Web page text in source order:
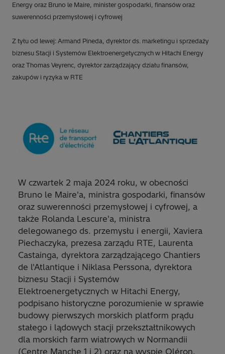
Energy oraz Bruno le Maire, minister gospodarki, finansów oraz
suwerenności przemysłowej i cyfrowej
Z tyłu od lewej: Armand Pineda, dyrektor ds. marketingu i sprzedaży
biznesu Stacji i Systemów Elektroenergetycznych w Hitachi Energy
oraz Thomas Veyrenc, dyrektor zarządzający działu finansów,
zakupów i ryzyka w RTE
W czwartek 2 maja 2024 roku, w obecności
Bruno le Maire'a, ministra gospodarki, finansów
oraz suwerenności przemysłowej i cyfrowej, a
także Rolanda Lescure'a, ministra
delegowanego ds. przemysłu i energii, Xaviera
Piechaczyka, prezesa zarządu RTE, Laurenta
Castainga, dyrektora zarządzającego Chantiers
de l'Atlantique i Niklasa Perssona, dyrektora
biznesu Stacji i Systemów
Elektroenergetycznych w Hitachi Energy,
podpisano historyczne porozumienie w sprawie
budowy pierwszych morskich platform prądu
stałego i lądowych stacji przekształtnikowych
dla morskich farm wiatrowych w Normandii
(Centre Manche 1 i 2) oraz na wyspie Oléron.